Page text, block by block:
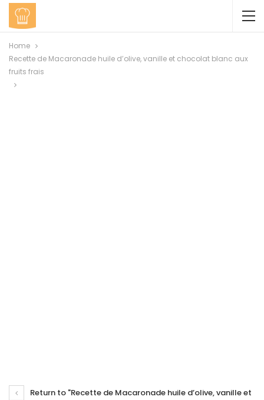
Home
Recette de Macaronade huile d’olive, vanille et chocolat blanc aux
fruits frais
Return to "Recette de Macaronade huile d’olive, vanille et